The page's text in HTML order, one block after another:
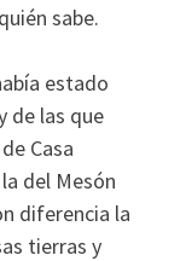
sabe.
estado
de las que
Casa
del Mesón
diferencia la
tierras y